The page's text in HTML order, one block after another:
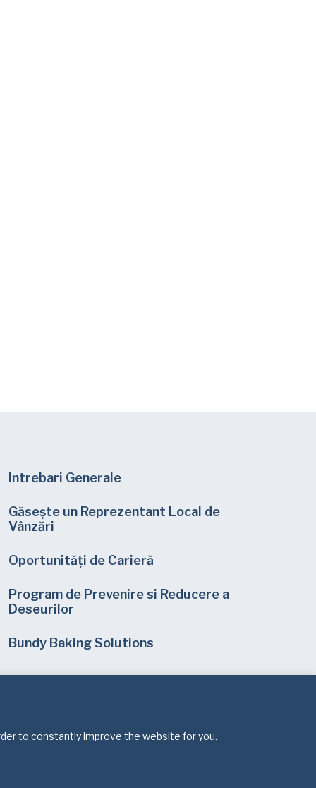
Intrebari Generale
Găsește un Reprezentant Local de
Vânzări
Oportunități de Carieră
Program de Prevenire si Reducere a
Deseurilor
Bundy Baking Solutions
to constantly improve the website for you.